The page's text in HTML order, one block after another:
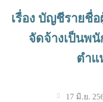
เรื่อง บัญชีรายชื่
จัดจ้างเป็นพ
ตำแ
17 มิ.ย.